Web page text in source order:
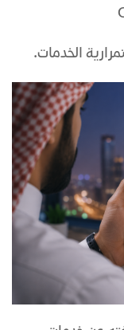
الخدمات.